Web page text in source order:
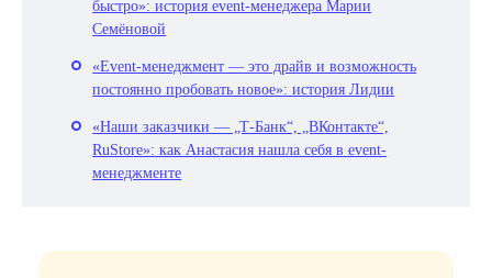
быстро»: история event-менеджера Марии
Семёновой
«Event-менеджмент — это драйв и возможность
постоянно пробовать новое»: история Лидии
«Наши заказчики — „Т-Банк“, „ВКонтакте“,
RuStore»: как Анастасия нашла себя в event-
менеджменте